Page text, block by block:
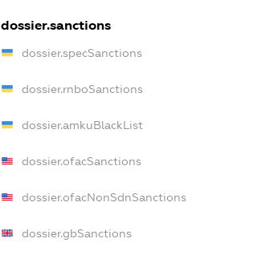
dossier.sanctions
dossier.specSanctions
dossier.rnboSanctions
dossier.amkuBlackList
dossier.ofacSanctions
dossier.ofacNonSdnSanctions
dossier.gbSanctions